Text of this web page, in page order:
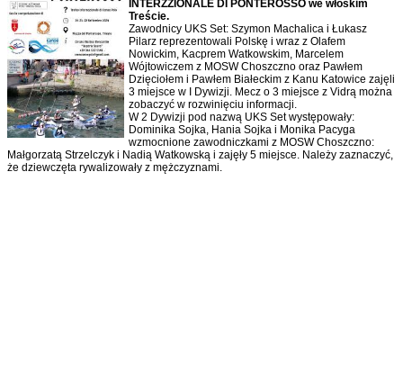
INTERZZIONALE DI PONTEROSSO we włoskim
Treście.
Zawodnicy UKS Set: Szymon Machalica i Łukasz
Pilarz reprezentowali Polskę i wraz z Olafem
Nowickim, Kacprem Watkowskim, Marcelem
Wójtowiczem z MOSW Choszczno oraz Pawłem
Dzięciołem i Pawłem Białeckim z Kanu Katowice zajęli
3 miejsce w I Dywizji. Mecz o 3 miejsce z Vidrą można
zobaczyć w rozwinięciu informacji.
W 2 Dywizji pod nazwą UKS Set występowały:
Dominika Sojka, Hania Sojka i Monika Pacyga
wzmocnione zawodniczkami z MOSW Choszczno:
Małgorzatą Strzelczyk i Nadią Watkowską i zajęły 5 miejsce. Należy zaznaczyć,
że dziewczęta rywalizowały z mężczyznami.